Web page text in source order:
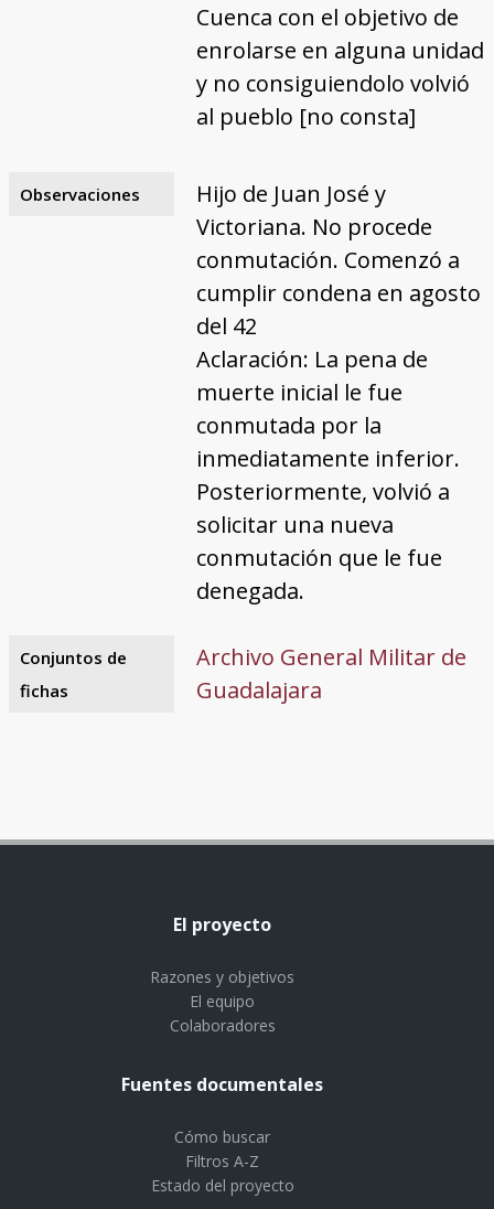
Cuenca con el objetivo de
enrolarse en alguna unidad
y no consiguiendolo volvió
al pueblo [no consta]
Observaciones
Hijo de Juan José y
Victoriana. No procede
conmutación. Comenzó a
cumplir condena en agosto
del 42
Aclaración: La pena de
muerte inicial le fue
conmutada por la
inmediatamente inferior.
Posteriormente, volvió a
solicitar una nueva
conmutación que le fue
denegada.
Conjuntos de
fichas
Archivo General Militar de
Guadalajara
El proyecto
Razones y objetivos
El equipo
Colaboradores
Fuentes documentales
Cómo buscar
Filtros A-Z
Estado del proyecto